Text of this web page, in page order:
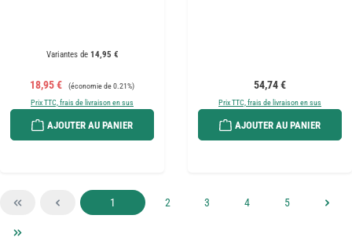
Variantes de14,95 €
Prix de vente :
18,95 € Prix régulier :
(économie de 0.21%)
Prix TTC, frais de livraison en sus
AJOUTER AU PANIER
Prix régulier :
54,74 €
Prix TTC, frais de livraison en sus
AJOUTER AU PANIER
Page
1 Page
2 Page
3 Page
4 Page
5